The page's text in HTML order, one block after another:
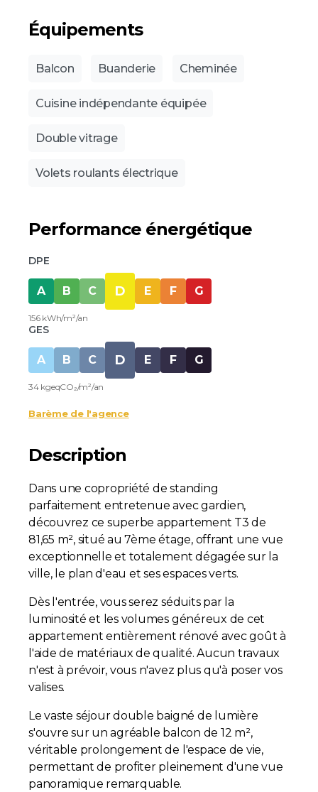
Équipements
Balcon Buanderie Cheminée
Cuisine indépendante équipée
Double vitrage
Volets roulants électrique
Performance énergétique
DPE
A B C D E F G
156 kWh/m²/an
GES
A B C D E F G
34 kgeqCO₂/m²/an
Barème de l'agence
Description
Dans une copropriété de standing
parfaitement entretenue avec gardien,
découvrez ce superbe appartement T3 de
81,65 m², situé au 7ème étage, offrant une vue
exceptionnelle et totalement dégagée sur la
ville, le plan d'eau et ses espaces verts.
Dès l'entrée, vous serez séduits par la
luminosité et les volumes généreux de cet
appartement entièrement rénové avec goût à
l'aide de matériaux de qualité. Aucun travaux
n'est à prévoir, vous n'avez plus qu'à poser vos
valises.
Le vaste séjour double baigné de lumière
s'ouvre sur un agréable balcon de 12 m²,
véritable prolongement de l'espace de vie,
permettant de profiter pleinement d'une vue
panoramique remarquable.